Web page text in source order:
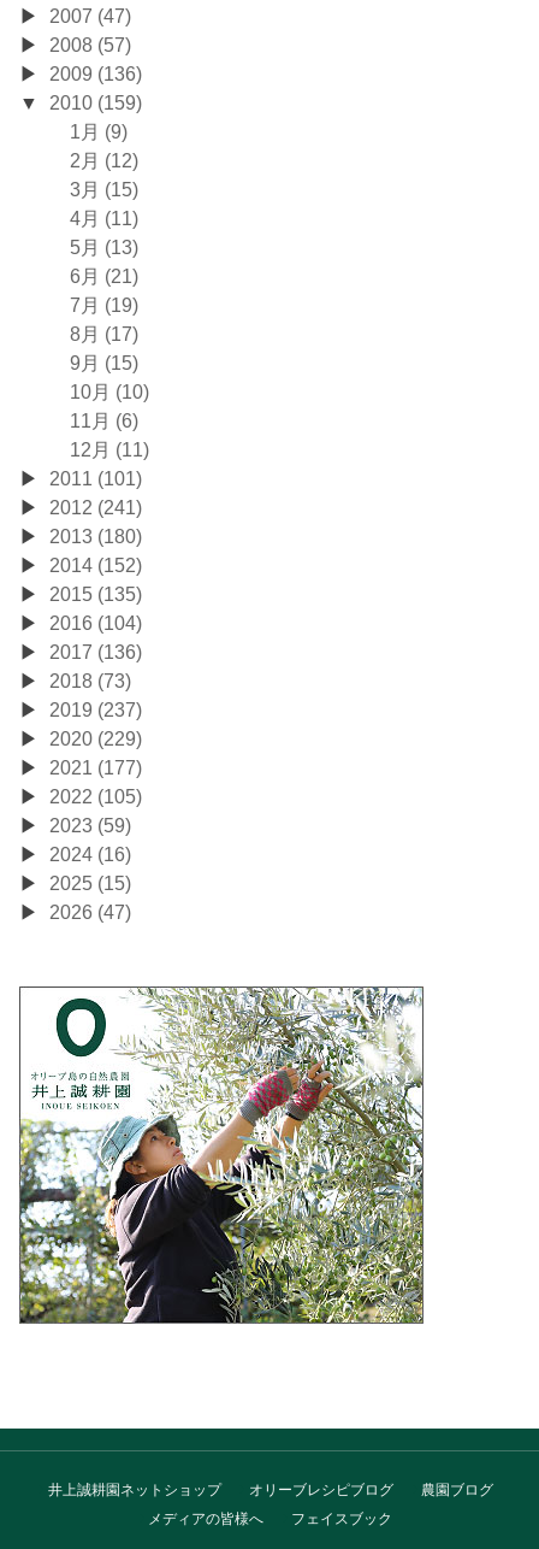
2007 (47)
2008 (57)
2009 (136)
2010 (159)
1月 (9)
2月 (12)
3月 (15)
4月 (11)
5月 (13)
6月 (21)
7月 (19)
8月 (17)
9月 (15)
10月 (10)
11月 (6)
12月 (11)
2011 (101)
2012 (241)
2013 (180)
2014 (152)
2015 (135)
2016 (104)
2017 (136)
2018 (73)
2019 (237)
2020 (229)
2021 (177)
2022 (105)
2023 (59)
2024 (16)
2025 (15)
2026 (47)
井上誠耕園ネットショップ オリーブレシピブログ
農園ブログ
メディアの皆様へ
フェイスブック